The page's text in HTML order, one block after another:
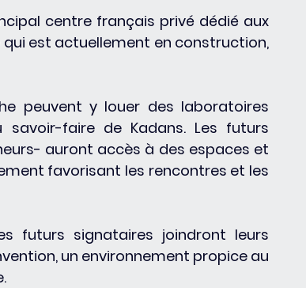
centre français privé dédié aux
qui est actuellement en construction,
peuvent y louer des laboratoires
faire de Kadans. Les futurs
auront accès à des espaces et
favorisant les rencontres et les
futurs signataires joindront leurs
un environnement propice au